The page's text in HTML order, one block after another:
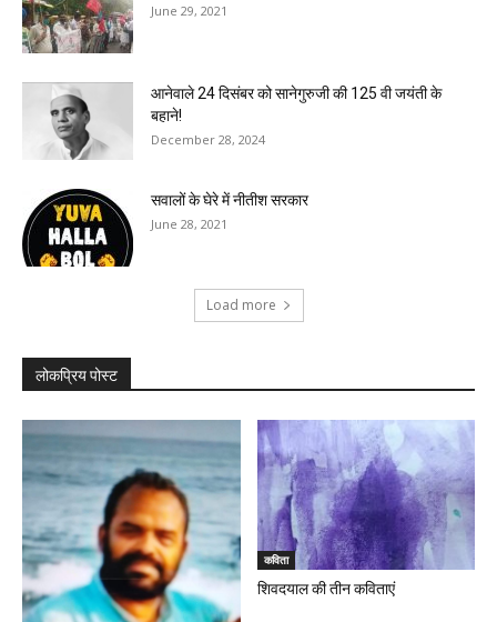
June 29, 2021
आनेवाले 24 दिसंबर को सानेगुरुजी की 125 वी जयंती के
बहाने!
December 28, 2024
सवालों के घेरे में नीतीश सरकार
June 28, 2021
Load more
लोकप्रिय पोस्ट
कविता
शिवदयाल की तीन कविताएं